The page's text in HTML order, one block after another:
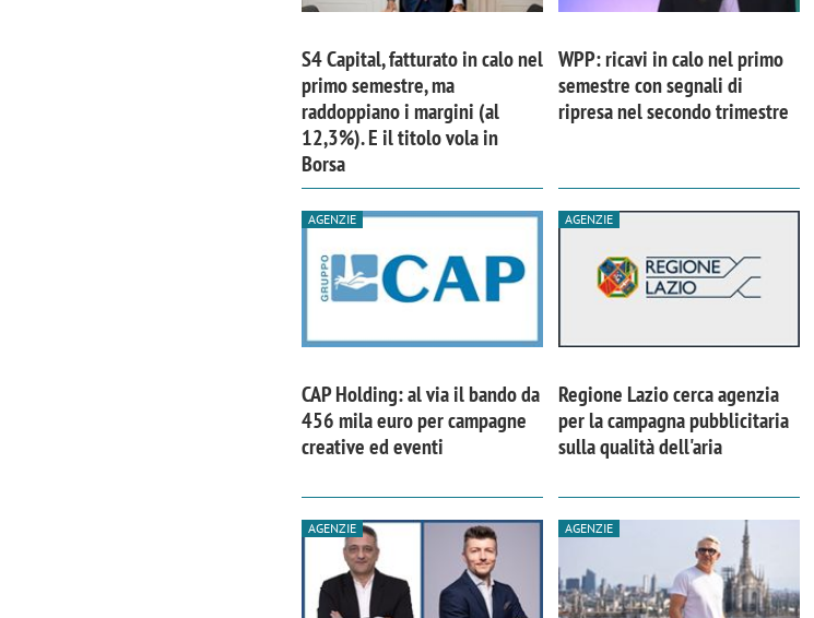
S4 Capital, fatturato in calo nel
primo semestre, ma
raddoppiano i margini (al
12,3%). E il titolo vola in
Borsa
WPP: ricavi in calo nel primo
semestre con segnali di
ripresa nel secondo trimestre
AGENZIE
CAP Holding: al via il bando da
456 mila euro per campagne
creative ed eventi
AGENZIE
Regione Lazio cerca agenzia
per la campagna pubblicitaria
sulla qualità dell'aria
AGENZIE AGENZIE